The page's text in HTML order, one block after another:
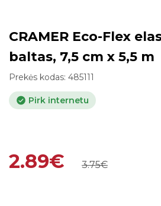
CRAMER Eco-Flex
baltas, 7,5 cm x 5,5 m
Prekės kodas: 485111
Pirk internetu
2.89€ 3.75€